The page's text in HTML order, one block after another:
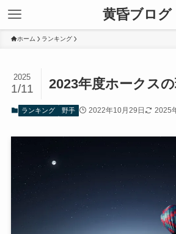
黄昏ブログ
ホーム ランキング
2023年度ホークス
2025
1/11
ランキング 野手 2022年10月29日 2025